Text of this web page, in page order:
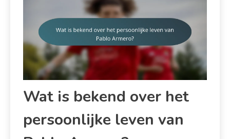
Wat is bekend over het
persoonlijke leven van